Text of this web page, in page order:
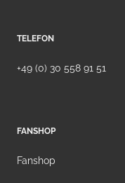
TELEFON
+49 (0) 30 558 91 51
FANSHOP
Fanshop